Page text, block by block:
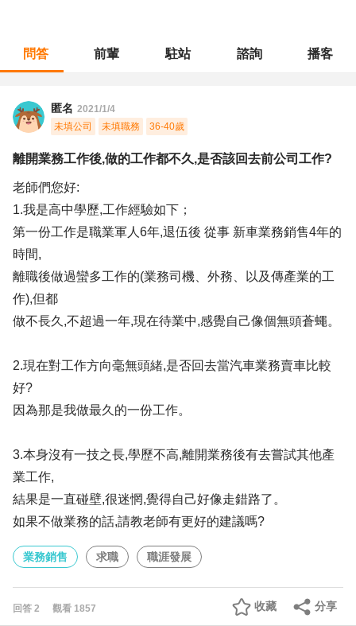
問答 前輩 駐站 諮詢 播客
匿名 2021/1/4
未填公司
未填職務 36-40歲
離開業務工作後,做的工作都不久,是否該回去前公司工作?
老師們您好:
1.我是高中學歷,工作經驗如下；
第一份工作是職業軍人6年,退伍後 從事 新車業務銷售4年的
時間,
離職後做過蠻多工作的(業務司機、外務、以及傳產業的工
作),但都
做不長久,不超過一年,現在待業中,感覺自己像個無頭蒼蠅。
2.現在對工作方向毫無頭緒,是否回去當汽車業務賣車比較
好?
因為那是我做最久的一份工作。
3.本身沒有一技之長,學歷不高,離開業務後有去嘗試其他產
業工作,
結果是一直碰壁,很迷惘,覺得自己好像走錯路了。
如果不做業務的話,請教老師有更好的建議嗎?
業務銷售 求職 職涯發展
回答 2 觀看 1857 分享
收藏